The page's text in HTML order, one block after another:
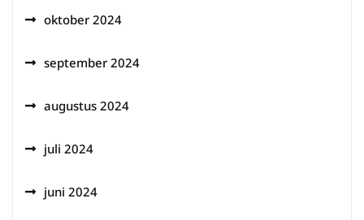
oktober 2024
september 2024
augustus 2024
juli 2024
juni 2024